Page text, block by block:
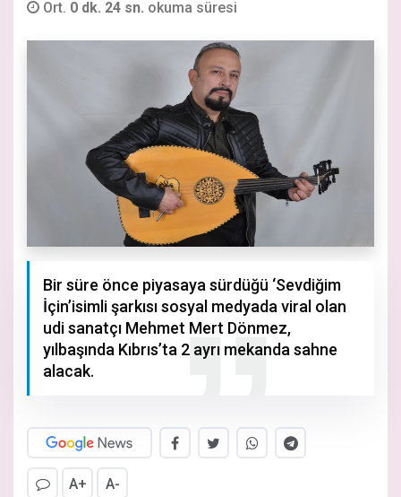
Ort. 0 dk. 24 sn. okuma süresi
Bir süre önce piyasaya sürdüğü ‘Sevdiğim
İçin’isimli şarkısı sosyal medyada viral olan
udi sanatçı Mehmet Mert Dönmez,
yılbaşında Kıbrıs’ta 2 ayrı mekanda sahne
alacak.
A+ A-